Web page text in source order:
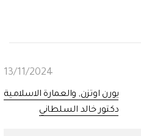
13/11/2024
يورن اوتزن, والعمارة الاسلامية
دكتور خالد السلطاني